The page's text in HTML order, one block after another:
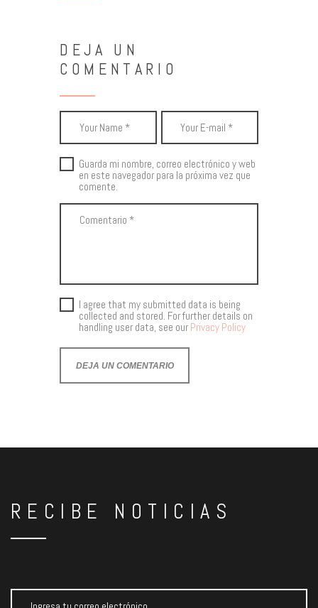
DEJA UN
COMENTARIO
Guarda mi nombre, correo electrónico y web
en este navegador para la próxima vez que
comente.
I agree that my submitted data is being
collected and stored. For further details on
handling user data, see our Privacy Policy
RECIBE NOTICIAS